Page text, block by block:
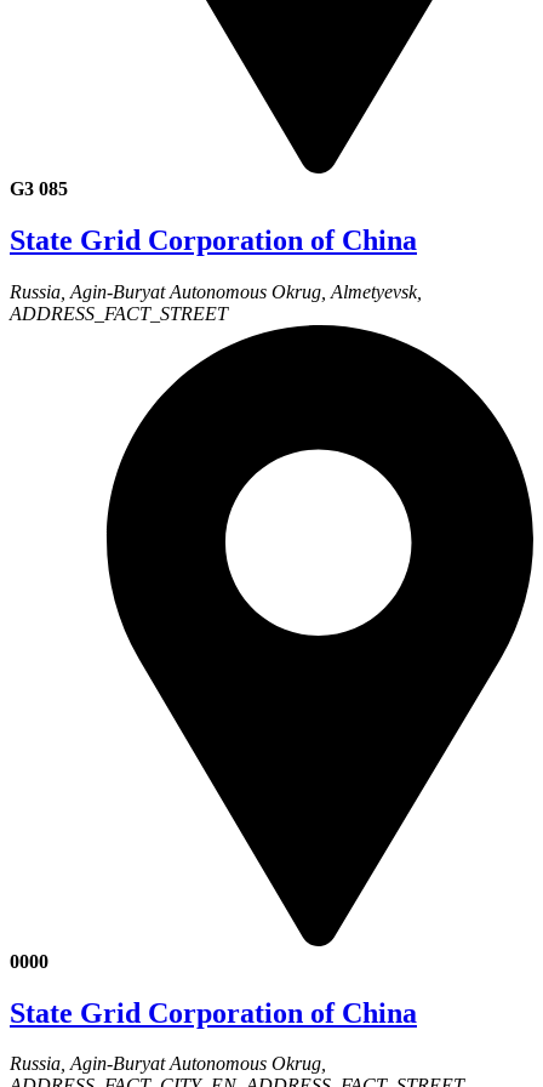
G3 085
State Grid Corporation of China
Russia, Agin-Buryat Autonomous Okrug, Almetyevsk,
ADDRESS_FACT_STREET
0000
State Grid Corporation of China
Russia, Agin-Buryat Autonomous Okrug,